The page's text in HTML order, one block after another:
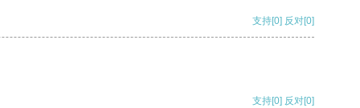
支持[0] 反对[0]
支持[0] 反对[0]